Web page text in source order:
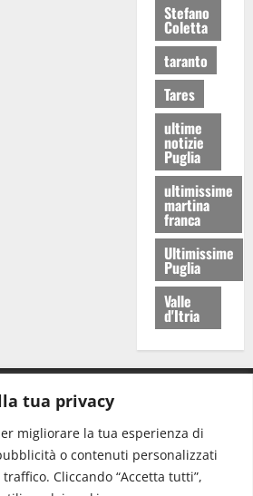
tua privacy
migliorare la tua esperienza di
o contenuti personalizzati
Cliccando “Accetta tutti”,
Stefano
Coletta
taranto
Tares
ultime
notizie
Puglia
ultimissime
martina
franca
Ultimissime
Puglia
Valle
d'Itria